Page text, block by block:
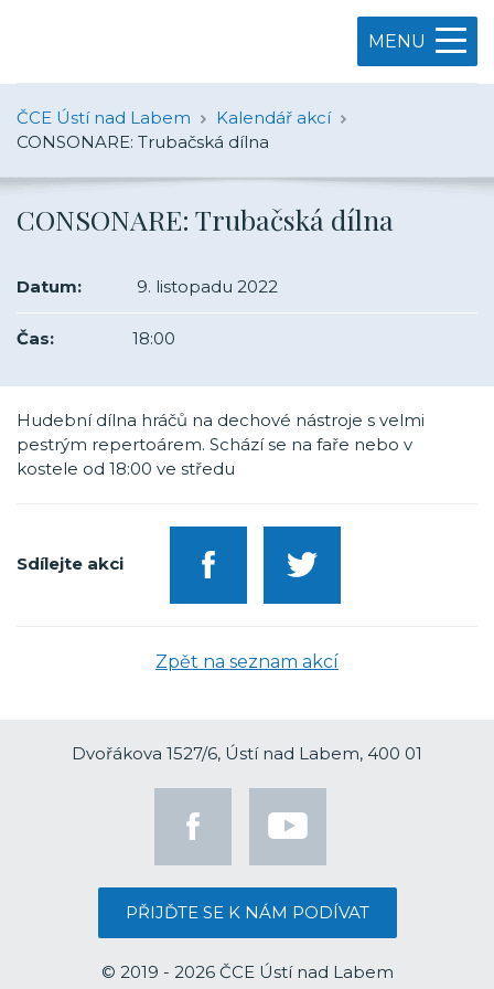
MENU
ČCE Ústí nad Labem
Kalendář akcí
CONSONARE: Trubačská dílna
CONSONARE: Trubačská dílna
Datum: 9. listopadu 2022
Čas: 18:00
Hudební dílna hráčů na dechové nástroje s velmi
pestrým repertoárem. Schází se na faře nebo v
kostele od 18:00 ve středu
Sdílejte akci
Zpět na seznam akcí
Dvořákova 1527/6, Ústí nad Labem, 400 01
PŘIJĎTE SE K NÁM PODÍVAT
© 2019 - 2026 ČCE Ústí nad Labem